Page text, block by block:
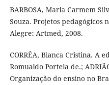
BARBOSA, Maria Carmem
Souza. Projetos pedagógicos
Alegre: Artmed, 2008.
CORRÊA, Bianca Cristina. A
Romualdo Portela de.;
Organização do ensino no